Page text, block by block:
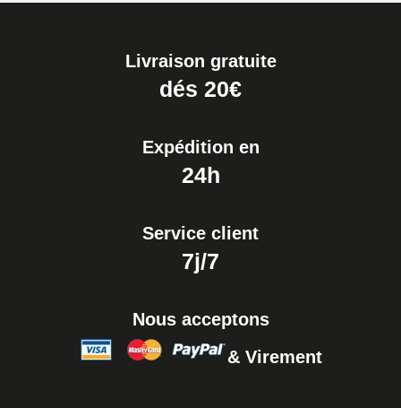
Livraison gratuite
dés 20€
Expédition en
24h
Service client
7j/7
Nous acceptons
& Virement